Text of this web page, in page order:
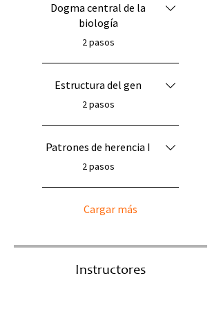
Dogma central de la
biología
.
2 pasos
Estructura del gen
.
2 pasos
Patrones de herencia I
.
2 pasos
Cargar más
Instructores